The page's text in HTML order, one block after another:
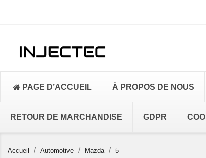
PAGE D’ACCUEIL À PROPOS DE NOUS
RETOUR DE MARCHANDISE GDPR
Accueil Automotive Mazda 5